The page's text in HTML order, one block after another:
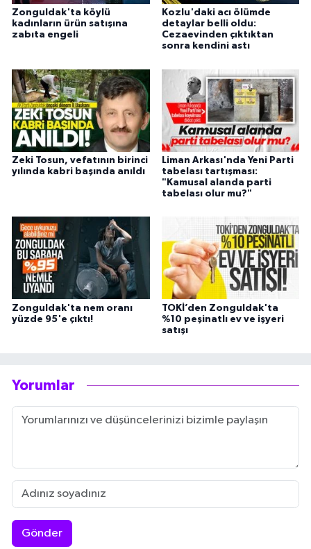
Zonguldak'ta köylü
kadınların ürün satışına
zabıta engeli
Kozlu'daki acı ölümde
detaylar belli oldu:
Cezaevinden çıktıktan
sonra kendini astı
Zeki Tosun, vefatının birinci
yılında kabri başında anıldı
Liman Arkası'nda Yeni Parti
tabelası tartışması:
"Kamusal alanda parti
tabelası olur mu?"
Zonguldak'ta nem oranı
yüzde 95'e çıktı!
TOKİ’den Zonguldak'ta
%10 peşinatlı ev ve işyeri
satışı
Yorumlar
Gönder